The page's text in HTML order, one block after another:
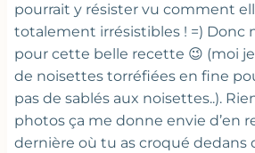
pourrait y résister vu comment
totalement irrésistibles ! =) Donc
pour cette belle recette 😉 (moi
de noisettes torréfiées en fine
pas de sablés aux noisettes..).
photos ça me donne envie d’en
dernière où tu as croqué dedans